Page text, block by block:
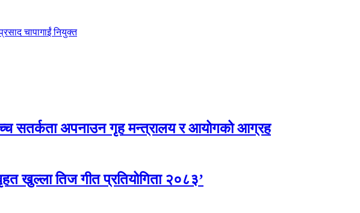
चापागाईं नियुक्त
सतर्कता अपनाउन गृह मन्त्रालय र आयोगको आग्रह
खुल्ला तिज गीत प्रतियोगिता २०८३’